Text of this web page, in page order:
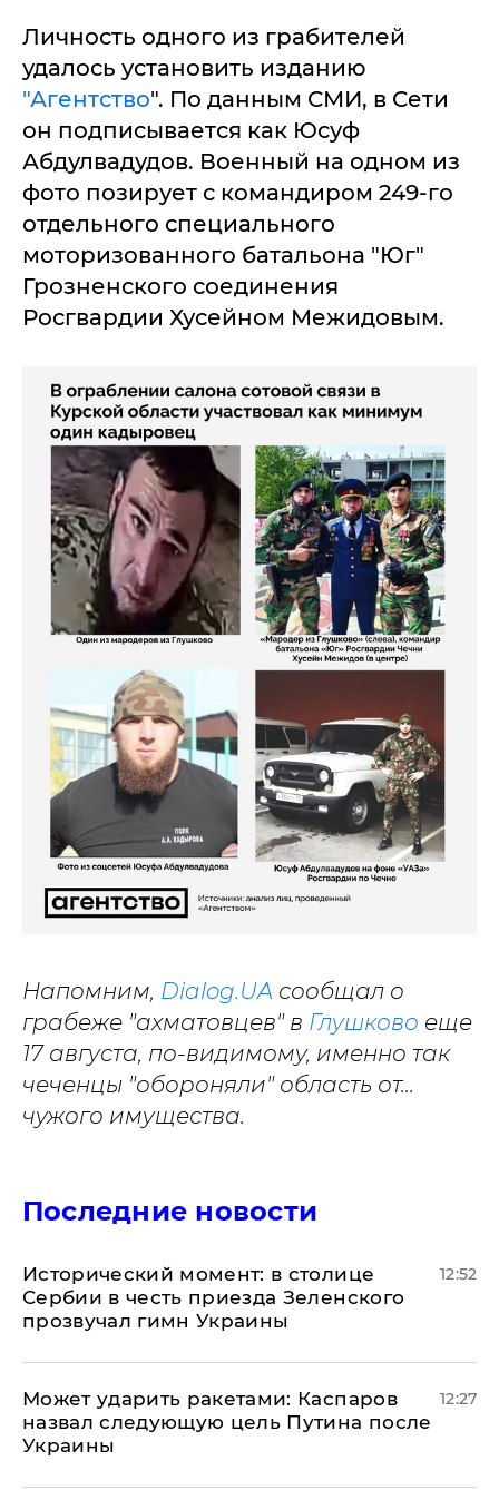
Личность одного из грабителей
удалось установить изданию
"Агентство". По данным СМИ, в Сети
он подписывается как Юсуф
Абдулвадудов. Военный на одном из
фото позирует с командиром 249-го
отдельного специального
моторизованного батальона "Юг"
Грозненского соединения
Росгвардии Хусейном Межидовым.
Напомним, Dialog.UA сообщал о
грабеже "ахматовцев" в Глушково еще
17 августа, по-видимому, именно так
чеченцы "обороняли" область от...
чужого имущества.
Последние новости
Исторический момент: в столице
Сербии в честь приезда Зеленского
прозвучал гимн Украины
12:52
Может ударить ракетами: Каспаров
назвал следующую цель Путина после
Украины
12:27